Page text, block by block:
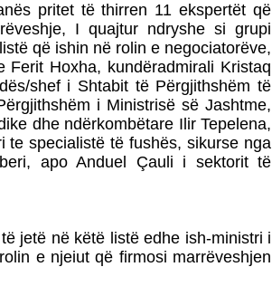
pritet të thirren 11 ekspertët që
I quajtur ndryshe si grupi
që ishin në rolin e negociatorëve,
Ferit Hoxha, kundëradmirali Kristaq
shef i Shtabit të Përgjithshëm të
i Ministrisë së Jashtme,
dhe ndërkombëtare Ilir Tepelena,
te specialistë të fushës, sikurse nga
apo Anduel Çauli i sektorit të
jetë në këtë listë edhe ish-ministri i
e njeiut që firmosi marrëveshjen